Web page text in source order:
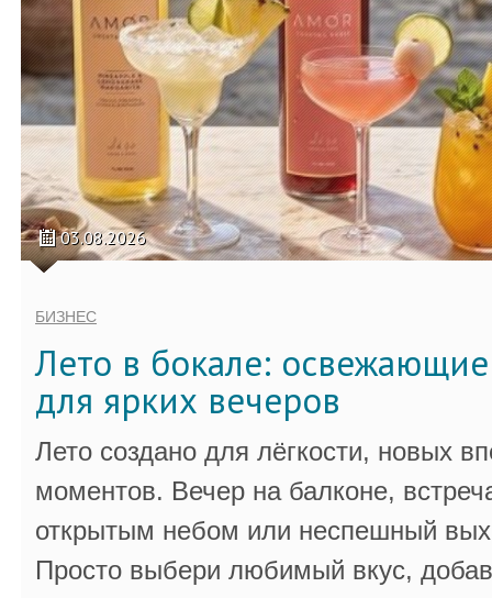
03.08.2026
БИЗНЕС
Лето в бокале:
для ярких вечеров
Лето создано для лёгкости, новых
моментов. Вечер на балконе,
открытым небом или неспешный
Просто выбери любимый вкус,